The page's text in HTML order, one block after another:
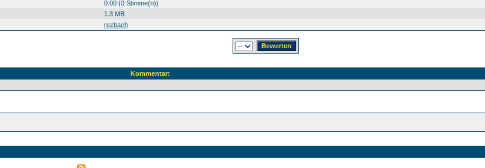
0.00 (0 Stimme(n))
1.3 MB
rezbach
Kommentar: